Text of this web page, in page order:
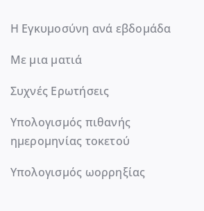
Η Εγκυμοσύνη ανά εβδομάδα
Με μια ματιά
Συχνές Ερωτήσεις
Υπολογισμός πιθανής
ημερομηνίας τοκετού
Υπολογισμός ωορρηξίας